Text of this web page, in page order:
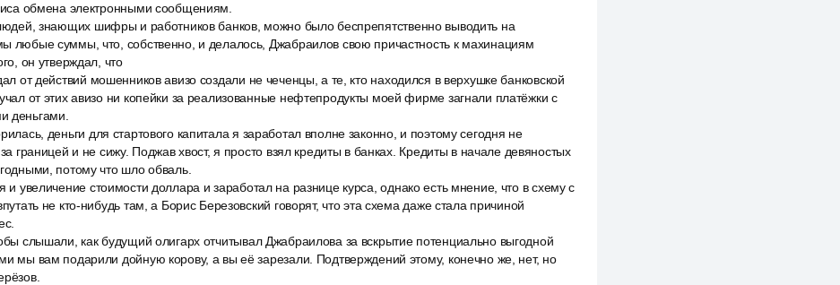
обмена электронными сообщениям.
знающих шифры и работников банков, можно было беспрепятственно выводить на
любые суммы, что, собственно, и делалось, Джабраилов свою причастность к махинациям
он утверждал, что
от действий мошенников авизо создали не чеченцы, а те, кто находился в верхушке банковской
от этих авизо ни копейки за реализованные нефтепродукты моей фирме загнали платёжки с
деньгами.
деньги для стартового капитала я заработал вполне законно, и поэтому сегодня не
границей и не сижу. Поджав хвост, я просто взял кредиты в банках. Кредиты в начале девяностых
потому что шло обваль.
и увеличение стоимости доллара и заработал на разнице курса, однако есть мнение, что в схему с
не кто-нибудь там, а Борис Березовский говорят, что эта схема даже стала причиной
слышали, как будущий олигарх отчитывал Джабраилова за вскрытие потенциально выгодной
мы вам подарили дойную корову, а вы её зарезали. Подтверждений этому, конечно же, нет, но